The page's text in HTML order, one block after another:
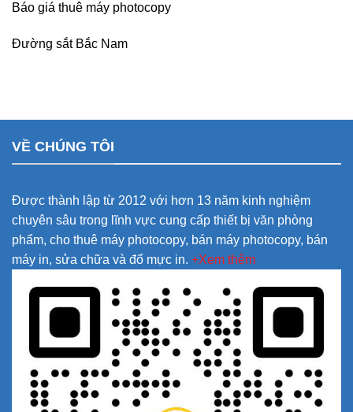
Báo giá thuê máy photocopy
Đường sắt Bắc Nam
VỀ CHÚNG TÔI
Được thành lập từ 2012 với hơn 13 năm kinh nghiệm
chuyên sâu trong lĩnh vực cung cấp thiết bị văn phòng
phẩm, cho thuê máy photocopy, bán máy photocopy, bán
máy in, sửa chữa và đổ mực in. +Xem thêm